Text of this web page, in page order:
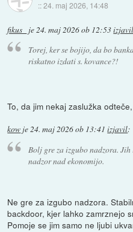
::24. maj 2026, 14:48
fikus_ je 24. maj 2026 ob 12:53izjavil
Torej, ker se bojijo, da bo
riskatno izdati s. kovance?!
To, da jim nekaj zaslužka
kow je24. maj 2026 ob 13:41 izjavil:
Bolj gre za izgubo nadzora.
nadzor nad ekonomijo.
Ne gre za izgubo nadzora.
backdoor, kjer lahko zamrznejo
Pomoje se jim samo ne ljubi